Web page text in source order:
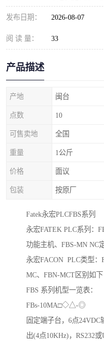
发布日期： 2026-08-07
阅 读 量： 33
产品描述
产地 闽台
点数 10
可售卖地 全国
重量 1公斤
价格 面议
包装 按原厂
Fatek永宏PLCFBS系列
永宏FATEK PLC系列：
功能主机、FBS-MN NC
永宏FACON PLC类型
MC、FBN-MCT区别如下
FBS 系列机型一览表：
FBs-10MA□◇△-◎
固定端子台，6点
出(4点10KHz)，RS232